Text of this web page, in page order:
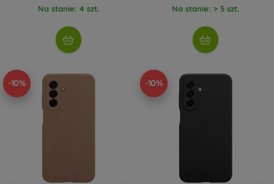
Na stanie: 4 szt. Na stanie: > 5 szt.
-10% -10%